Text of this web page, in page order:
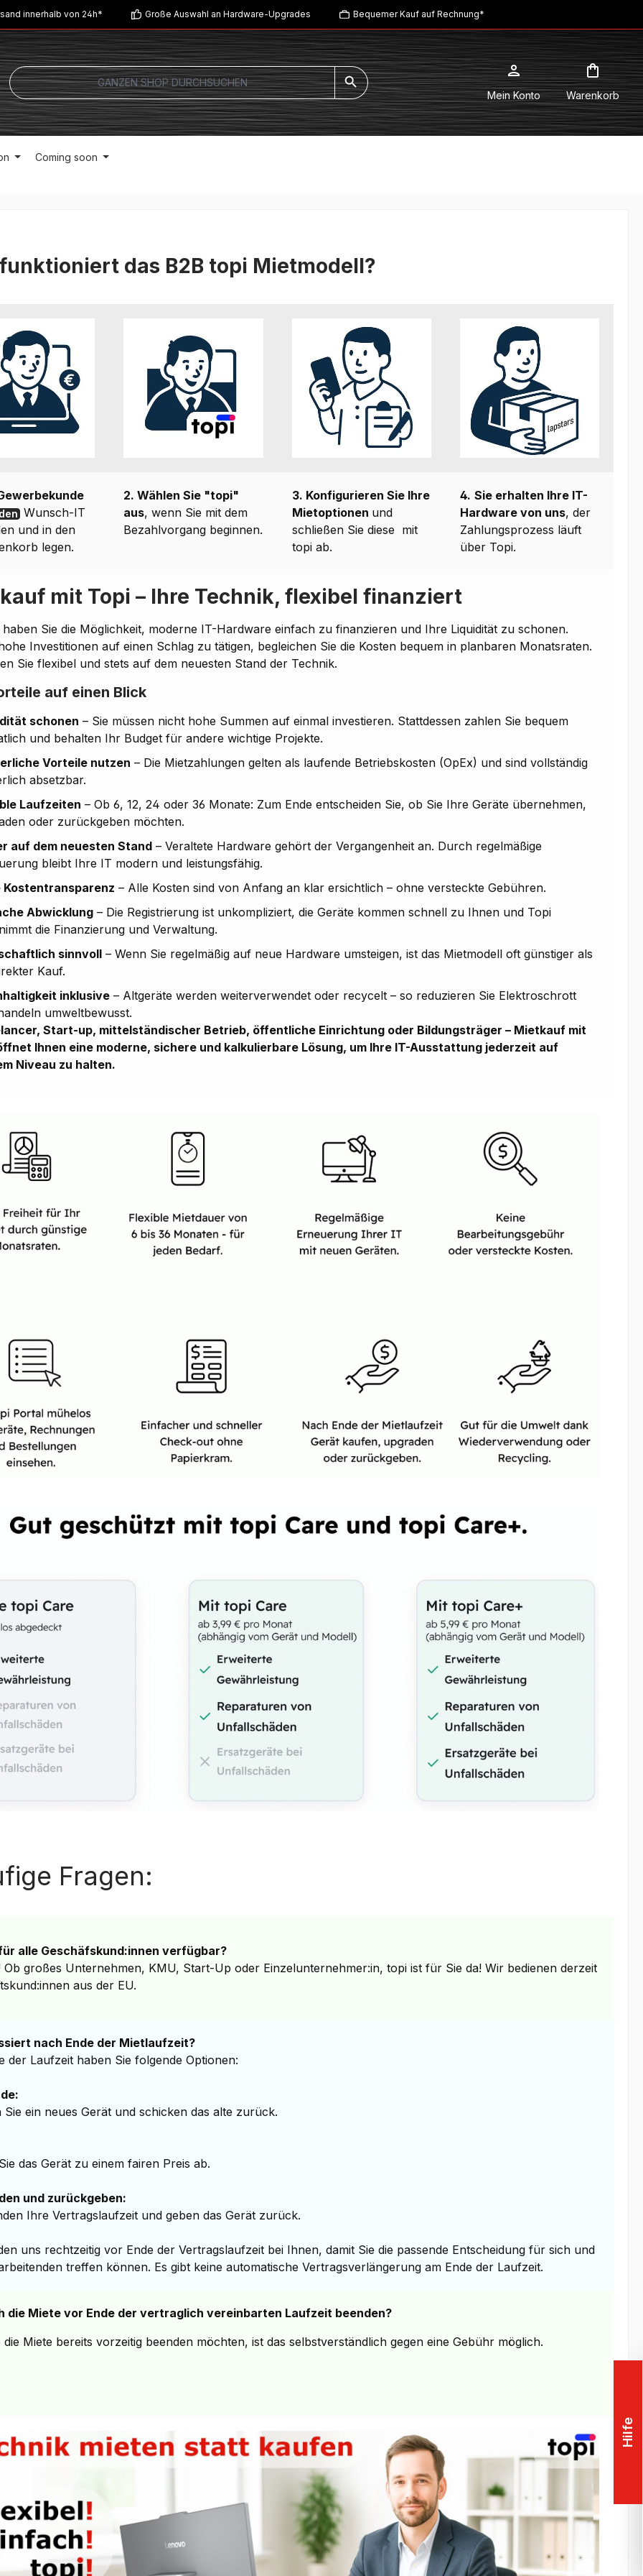
innerhalb von 24h* Große Auswahl an Hardware-Upgrades Bequemer Kauf auf Rechnung*
Mein Konto Warenkorb
Coming soon
das B2B topi Mietmodell?
Wunsch-IT
und in den
legen.
2. Wählen Sie "topi"
aus, wenn Sie mit dem
Bezahlvorgang beginnen.
3. Konfigurieren Sie Ihre
Mietoptionen und
schließen Sie diese mit
topi ab.
4. Sie erhalten Ihre IT-
Hardware von uns, der
Zahlungsprozess läuft
über Topi.
mit Topi – Ihre Technik, flexibel finanziert
Sie die Möglichkeit, moderne IT-Hardware einfach zu finanzieren und Ihre Liquidität zu schonen.
Investitionen auf einen Schlag zu tätigen, begleichen Sie die Kosten bequem in planbaren Monatsraten.
Sie flexibel und stets auf dem neuesten Stand der Technik.
auf einen Blick
schonen – Sie müssen nicht hohe Summen auf einmal investieren. Stattdessen zahlen Sie bequem
und behalten Ihr Budget für andere wichtige Projekte.
Vorteile nutzen – Die Mietzahlungen gelten als laufende Betriebskosten (OpEx) und sind vollständig
absetzbar.
Laufzeiten – Ob 6, 12, 24 oder 36 Monate: Zum Ende entscheiden Sie, ob Sie Ihre Geräte übernehmen,
oder zurückgeben möchten.
auf dem neuesten Stand – Veraltete Hardware gehört der Vergangenheit an. Durch regelmäßige
bleibt Ihre IT modern und leistungsfähig.
Kostentransparenz – Alle Kosten sind von Anfang an klar ersichtlich – ohne versteckte Gebühren.
Abwicklung – Die Registrierung ist unkompliziert, die Geräte kommen schnell zu Ihnen und Topi
die Finanzierung und Verwaltung.
sinnvoll – Wenn Sie regelmäßig auf neue Hardware umsteigen, ist das Mietmodell oft günstiger als
Kauf.
inklusive – Altgeräte werden weiterverwendet oder recycelt – so reduzieren Sie Elektroschrott
umweltbewusst.
Start-up, mittelständischer Betrieb, öffentliche Einrichtung oder Bildungsträger – Mietkauf mit
Ihnen eine moderne, sichere und kalkulierbare Lösung, um Ihre IT-Ausstattung jederzeit auf
Niveau zu halten.
Fragen:
alle Geschäfskund:innen verfügbar?
Ob großes Unternehmen, KMU, Start-Up oder Einzelunternehmer:in, topi ist für Sie da! Wir bedienen derzeit
aus der EU.
nach Ende der Mietlaufzeit?
der Laufzeit haben Sie folgende Optionen:
Sie ein neues Gerät und schicken das alte zurück.
das Gerät zu einem fairen Preis ab.
und zurückgeben:
Ihre Vertragslaufzeit und geben das Gerät zurück.
uns rechtzeitig vor Ende der Vertragslaufzeit bei Ihnen, damit Sie die passende Entscheidung für sich und
treffen können. Es gibt keine automatische Vertragsverlängerung am Ende der Laufzeit.
die Miete vor Ende der vertraglich vereinbarten Laufzeit beenden?
die Miete bereits vorzeitig beenden möchten, ist das selbstverständlich gegen eine Gebühr möglich.
Hilfe